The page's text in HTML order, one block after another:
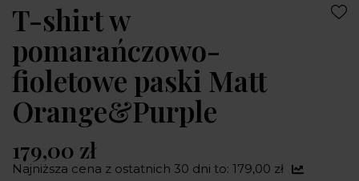
T-shirt w
pomarańczowo-
fioletowe paski Matt
Orange&Purple
179,00 zł
Najniższa cena z ostatnich 30 dni to: 179,00 zł